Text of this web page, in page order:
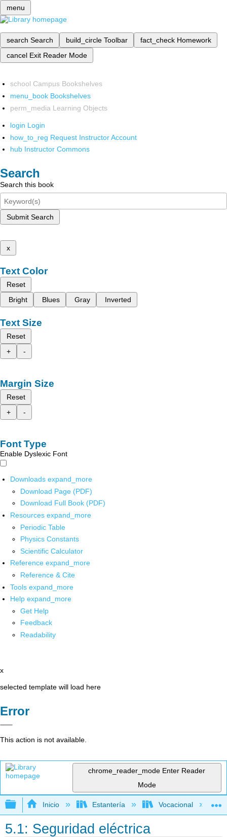
menu
search Search build_circle Toolbar fact_check Homework
cancel Exit Reader Mode
school Campus Bookshelves
menu_book Bookshelves
perm_media Learning Objects
login Login
how_to_reg Request Instructor Account
hub Instructor Commons
Search
Search this book
Submit Search
x
Text Color
Reset
Bright
Blues Gray Inverted
Text Size
Reset
+
-
Margin Size
Reset
+
-
Font Type
Enable Dyslexic Font
Downloads expand_more
Download Page (PDF)
Download Full Book (PDF)
Resources expand_more
Periodic Table
Physics Constants
Scientific Calculator
Reference expand_more
Reference & Cite
Tools expand_more
Help expand_more
Get Help
Feedback
Readability
x
selected template will load here
Error
This action is not available.
chrome_reader_mode Enter Reader
Mode
Expandir/contraer jerarquía global
Inicio Estantería Vocacional
5.1: Seguridad eléctrica